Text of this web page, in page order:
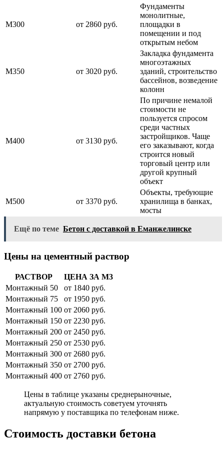
М300 от 2860 руб.
Фундаменты
монолитные,
площадки в
помещении и под
открытым небом
М350 от 3020 руб.
Закладка фундамента
многоэтажных
зданий, строительство
бассейнов, возведение
колонн
М400 от 3130 руб.
По причине немалой
стоимости не
пользуется спросом
среди частных
застройщиков. Чаще
его заказывают, когда
строится новый
торговый центр или
другой крупный
объект
М500 от 3370 руб.
Объекты, требующие
хранилища в банках,
мосты
Ещё по теме Бетон с доставкой в Еманжелинске
Цены на цементный раствор
РАСТВОР
ЦЕНА ЗА М3
Монтажный 50
от 1840 руб.
Монтажный 75
от 1950 руб.
Монтажный 100 от 2060 руб.
Монтажный 150 от 2230 руб.
Монтажный 200 от 2450 руб.
Монтажный 250 от 2530 руб.
Монтажный 300 от 2680 руб.
Монтажный 350 от 2700 руб.
Монтажный 400 от 2760 руб.
Цены в таблице указаны среднерыночные,
актуальную стоимость советуем уточнять
напрямую у поставщика по телефонам ниже.
Стоимость доставки бетона